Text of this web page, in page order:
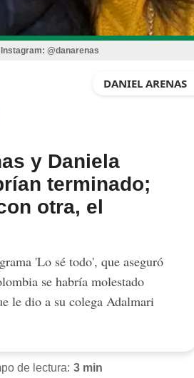
Instagram: @danarenas
DANIEL ARENAS
y Daniela
terminado;
otra, el
'Lo sé todo', que aseguró
se habría molestado
le dio a su colega Adalmari
de lectura: 3 min